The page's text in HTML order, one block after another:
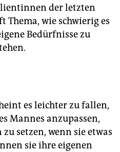
der letzten
Thema, wie schwierig es
Bedürfnisse zu
es leichter zu fallen,
Mannes anzupassen,
setzen, wenn sie etwas
sie ihre eigenen